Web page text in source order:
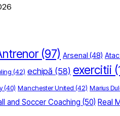
(97) Arsenal (48) Atac
(42) echipă (58) exercitii
(40) Manchester United (42) Marius
and Soccer Coaching (50) Real